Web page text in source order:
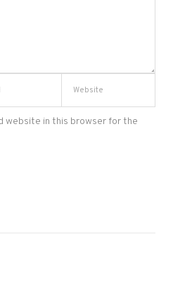
website in this browser for the